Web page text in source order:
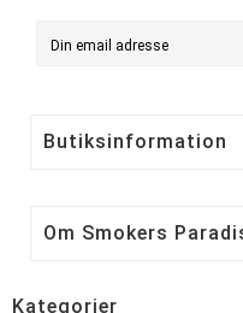
Butiksinformation
Om Smokers
Kategorier